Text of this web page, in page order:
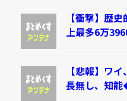
【衝撃】歴
上最多6万
【悲報】ワ
長無し、知